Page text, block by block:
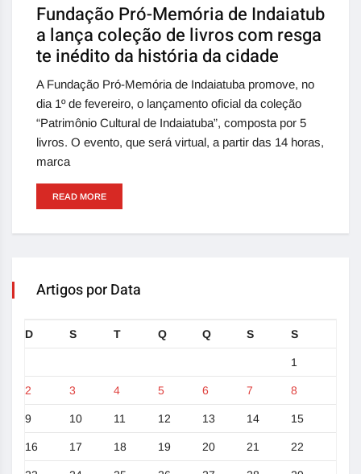
Fundação Pró-Memória de Indaiatub
a lança coleção de livros com resga
te inédito da história da cidade
A Fundação Pró-Memória de Indaiatuba promove, no
dia 1º de fevereiro, o lançamento oficial da coleção
“Patrimônio Cultural de Indaiatuba”, composta por 5
livros. O evento, que será virtual, a partir das 14 horas,
marca
READ MORE
Artigos por Data
D S T Q Q S S
1
2 3 4 5 6 7 8
9 10 11 12 13 14 15
16 17 18 19 20 21 22